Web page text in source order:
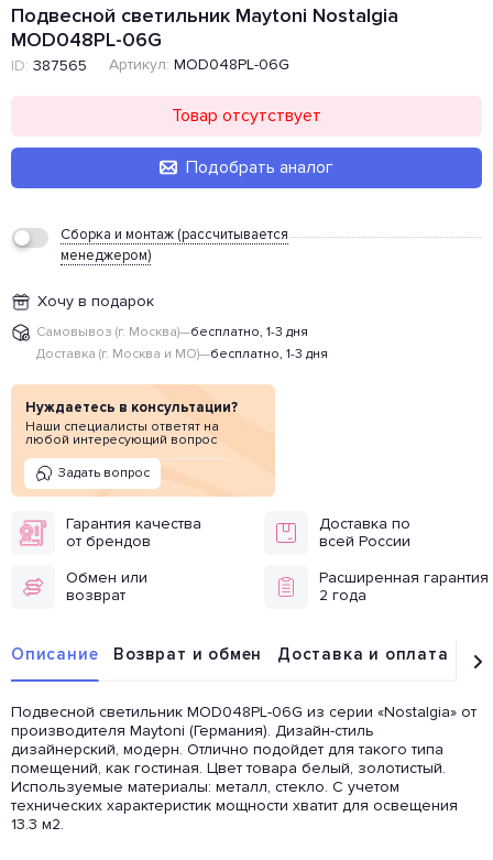
Подвесной светильник Maytoni Nostalgia
MOD048PL-06G
ID: 387565 Артикул: MOD048PL-06G
Товар отсутствует
Подобрать аналог
Сборка и монтаж (рассчитывается
менеджером)
Хочу в подарок
Самовывоз (г. Москва)—бесплатно, 1-3 дня
Доставка (г. Москва и МО)—бесплатно, 1-3 дня
Нуждаетесь в консультации?
Наши специалисты ответят на
любой интересующий вопрос
Задать вопрос
Гарантия качества
от брендов
Доставка по
всей России
Обмен или
возврат
Расширенная гарантия
2 года
Описание Возврат и обмен Доставка и оплата
Подвесной светильник MOD048PL-06G из серии «Nostalgia» от
производителя Maytoni (Германия). Дизайн-стиль
дизайнерский, модерн. Отлично подойдет для такого типа
помещений, как гостиная. Цвет товара белый, золотистый.
Используемые материалы: металл, стекло. С учетом
технических характеристик мощности хватит для освещения
13.3 м2.